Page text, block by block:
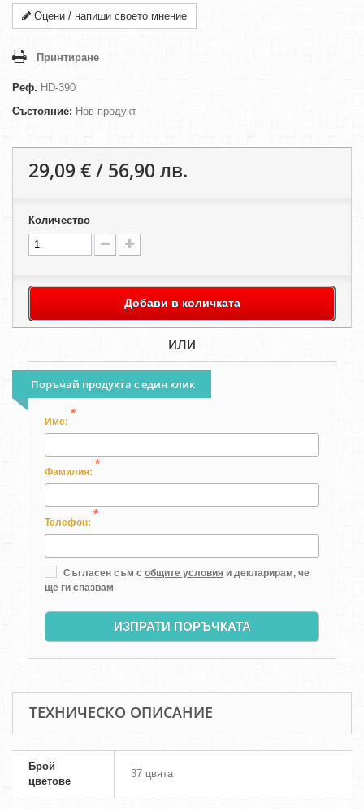
Оцени / напиши своето мнение
Принтиране
Реф. HD-390
Състояние: Нов продукт
29,09 € / 56,90 лв.
Количество
Добави в количката
или
Поръчай продукта с един клик
Име:
*
Фамилия:
*
Телефон:
*
Съгласен съм с общите условия и декларирам, че
ще ги спазвам
ИЗПРАТИ ПОРЪЧКАТА
ТЕХНИЧЕСКО ОПИСАНИЕ
Брой
цветове
37 цвята